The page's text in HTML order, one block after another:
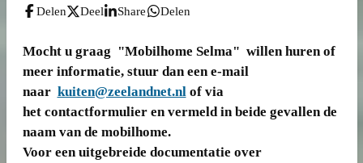
Delen Deel Share Delen
Mocht u graag "Mobilhome Selma" willen huren of
meer informatie, stuur dan een e-mail
naar kuiten@zeelandnet.nlof via
het contactformulier en vermeld in beide gevallen de
naam van de mobilhome.
Voor een uitgebreide documentatie over